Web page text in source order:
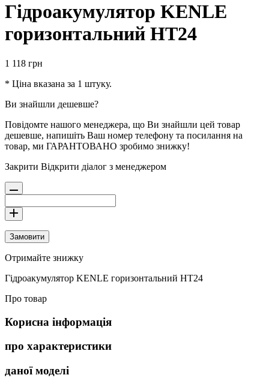
Гідроакумулятор KENLE
горизонтальний НT24
1 118 грн
* Ціна вказана за 1 штуку.
Ви знайшли дешевше?
Повідомте нашого менеджера, що Ви знайшли цей товар
дешевше, напишіть Ваш номер телефону та посилання на
товар, ми ГАРАНТОВАНО зробимо знижку!
Закрити Відкрити діалог з менеджером
Замовити
Отримайте знижку
Гідроакумулятор KENLE горизонтальний НT24
Про товар
Корисна інформація
про характеристики
даної моделі